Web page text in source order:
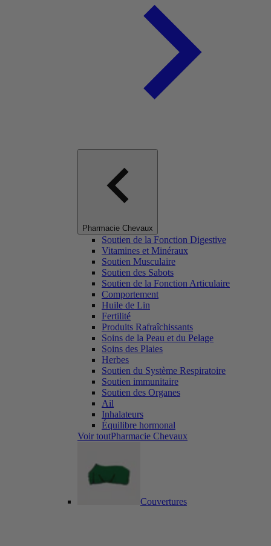
Pharmacie Chevaux
Soutien de la Fonction Digestive
Vitamines et Minéraux
Soutien Musculaire
Soutien des Sabots
Soutien de la Fonction Articulaire
Comportement
Huile de Lin
Fertilité
Produits Rafraîchissants
Soins de la Peau et du Pelage
Soins des Plaies
Herbes
Soutien du Système Respiratoire
Soutien immunitaire
Soutien des Organes
Ail
Inhalateurs
Équilibre hormonal
Voir toutPharmacie Chevaux
Couvertures